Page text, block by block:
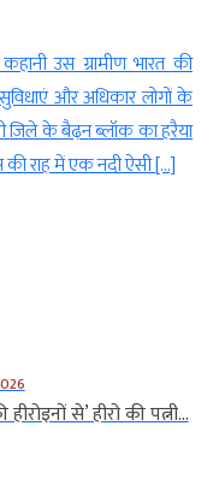
उस ग्रामीण भारत की
और अधिकार लोगों के
जिले के बैढ़न ब्लॉक का हरैया
की राह में एक नदी ऐसी […]
से’ हीरो की पत्नी...